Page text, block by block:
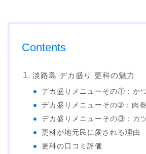
Contents
淡路島 デカ盛り 更科の魅力
デカ盛りメニューその①：か
デカ盛りメニューその➁：肉
デカ盛りメニューその③：カ
更科が地元民に愛される理由
更科の口コミ評価